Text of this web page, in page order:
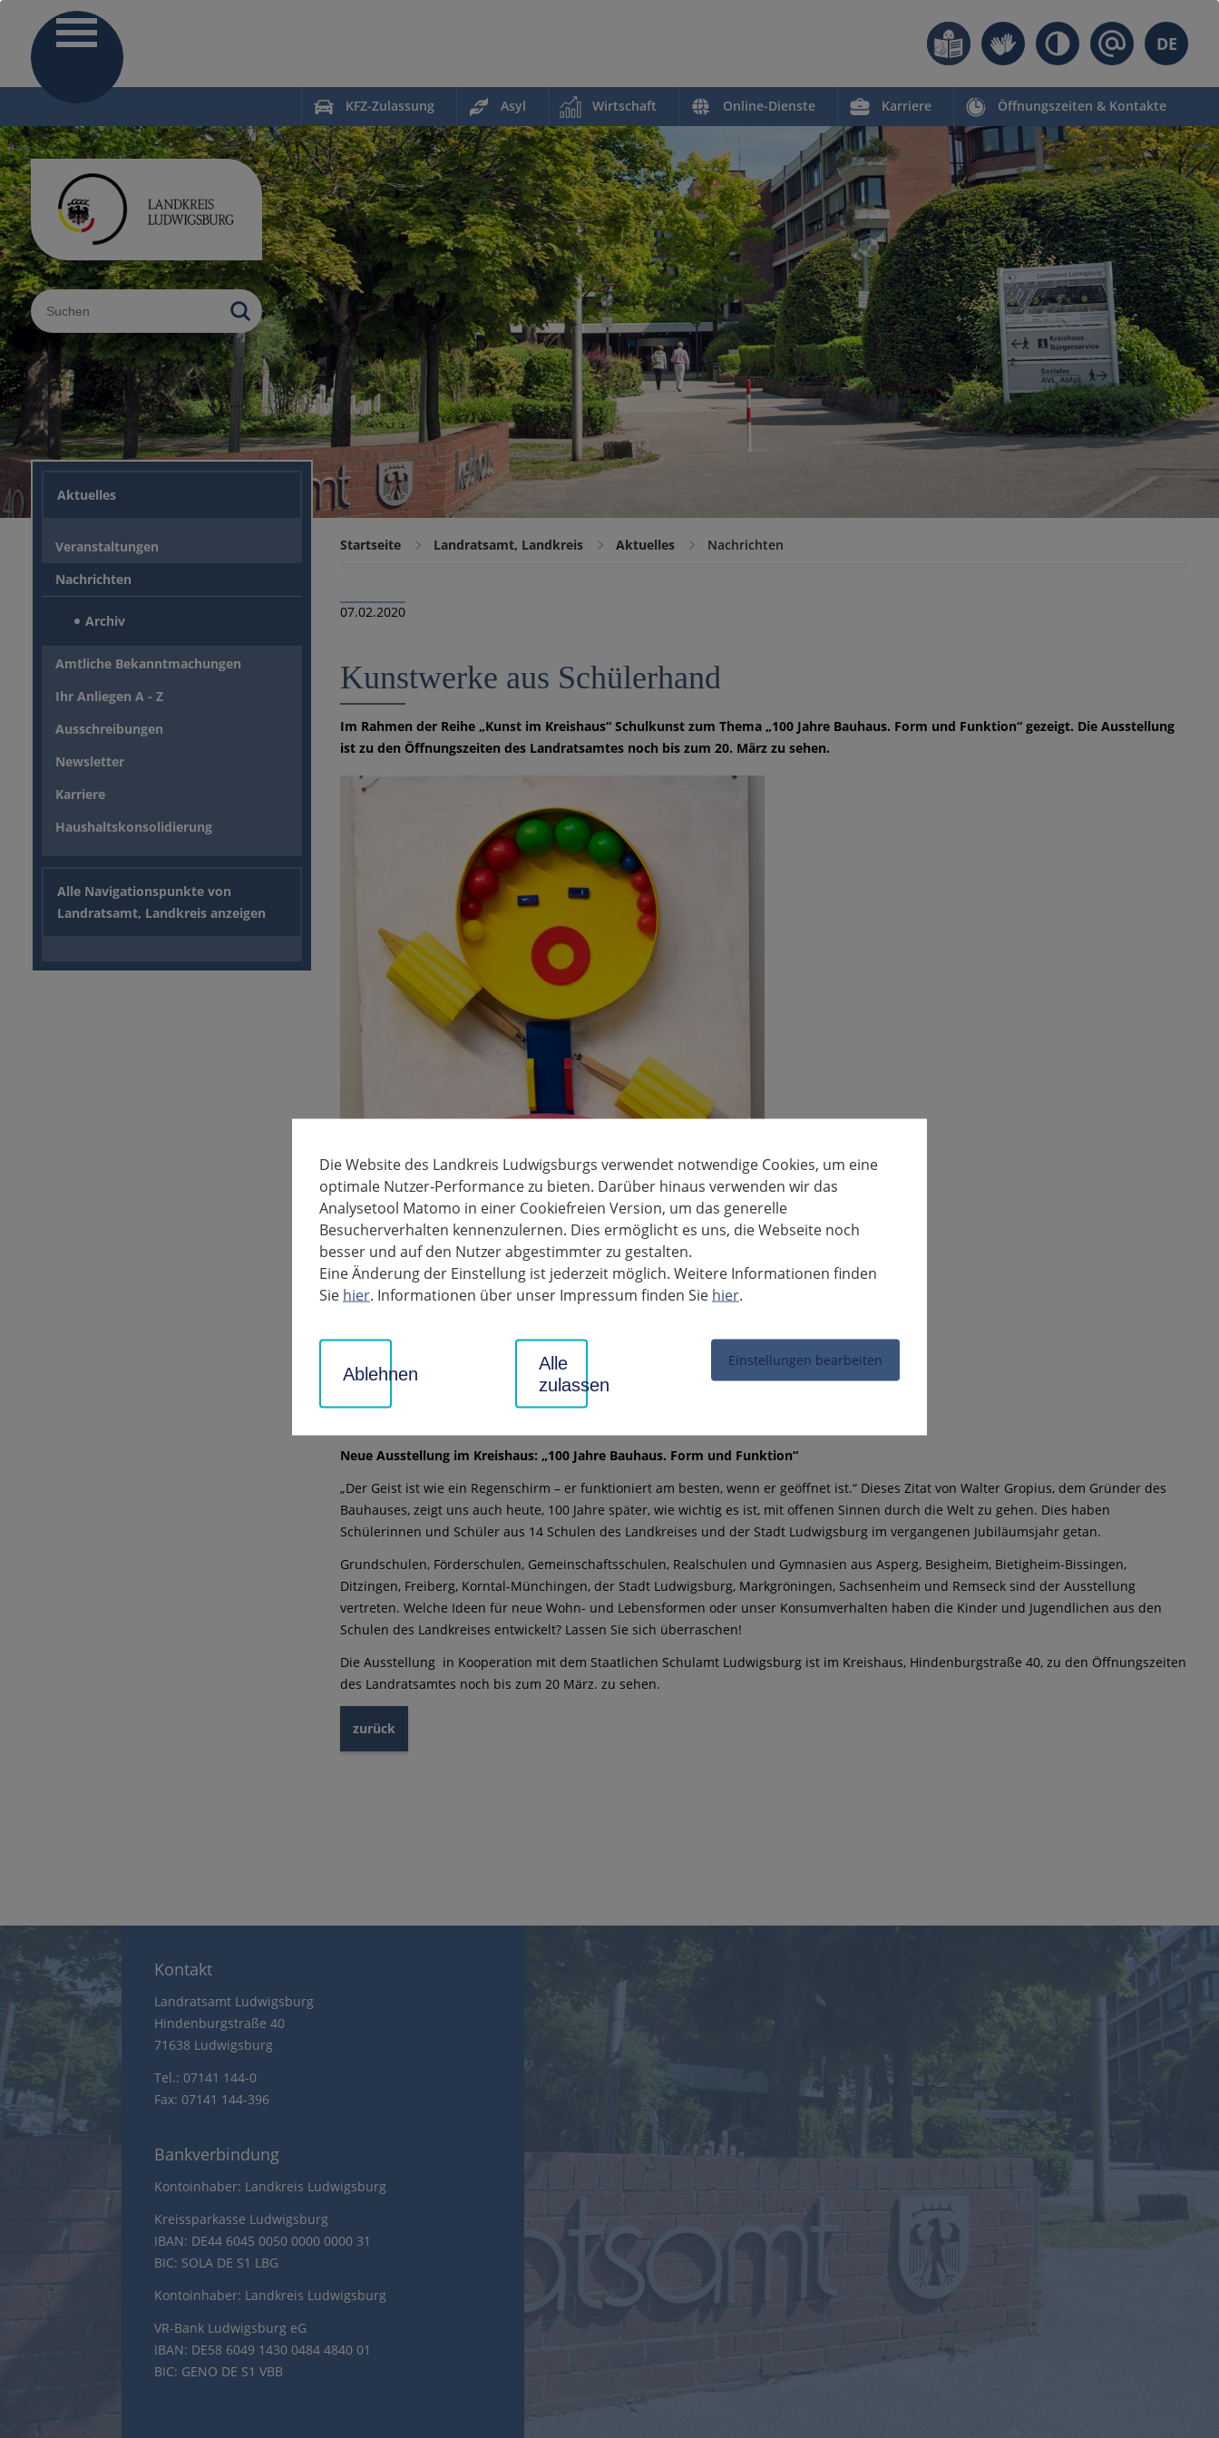
DE
KFZ-Zulassung Asyl Wirtschaft Online-Dienste Karriere Öffnungszeiten & Kontakte
Sucheingabe
Aktuelles
Veranstaltungen
Nachrichten
Archiv
Amtliche Bekanntmachungen
Ihr Anliegen A - Z
Ausschreibungen
Newsletter
Karriere
Haushaltskonsolidierung
Alle Navigationspunkte von
Landratsamt, Landkreis anzeigen
Startseite Landratsamt, Landkreis Aktuelles Nachrichten
07.02.2020
Kunstwerke aus Schülerhand
Im Rahmen der Reihe „Kunst im Kreishaus“ Schulkunst zum Thema „100 Jahre Bauhaus. Form und Funktion“ gezeigt. Die Ausstellung
ist zu den Öffnungszeiten des Landratsamtes noch bis zum 20. März zu sehen.
Neue Ausstellung im Kreishaus: „100 Jahre Bauhaus. Form und Funktion“
„Der Geist ist wie ein Regenschirm – er funktioniert am besten, wenn er geöffnet ist.“ Dieses Zitat von Walter Gropius, dem Gründer des
Bauhauses, zeigt uns auch heute, 100 Jahre später, wie wichtig es ist, mit offenen Sinnen durch die Welt zu gehen. Dies haben
Schülerinnen und Schüler aus 14 Schulen des Landkreises und der Stadt Ludwigsburg im vergangenen Jubiläumsjahr getan.
Grundschulen, Förderschulen, Gemeinschaftsschulen, Realschulen und Gymnasien aus Asperg, Besigheim, Bietigheim-Bissingen,
Ditzingen, Freiberg, Korntal-Münchingen, der Stadt Ludwigsburg, Markgröningen, Sachsenheim und Remseck sind der Ausstellung
vertreten. Welche Ideen für neue Wohn- und Lebensformen oder unser Konsumverhalten haben die Kinder und Jugendlichen aus den
Schulen des Landkreises entwickelt? Lassen Sie sich überraschen!
Die Ausstellung in Kooperation mit dem Staatlichen Schulamt Ludwigsburg ist im Kreishaus, Hindenburgstraße 40, zu den Öffnungszeiten
des Landratsamtes noch bis zum 20 März. zu sehen.
zurück
Kontakt
Landratsamt Ludwigsburg
Hindenburgstraße 40
71638 Ludwigsburg
Tel.: 07141 144-0
Fax: 07141 144-396
Bankverbindung
Kontoinhaber: Landkreis Ludwigsburg
Kreissparkasse Ludwigsburg
IBAN: DE44 6045 0050 0000 0000 31
BIC: SOLA DE S1 LBG
Kontoinhaber: Landkreis Ludwigsburg
VR-Bank Ludwigsburg eG
IBAN: DE58 6049 1430 0484 4840 01
BIC: GENO DE S1 VBB
Die Website des Landkreis Ludwigsburgs verwendet notwendige Cookies, um eine
optimale Nutzer-Performance zu bieten. Darüber hinaus verwenden wir das
Analysetool Matomo in einer Cookiefreien Version, um das generelle
Besucherverhalten kennenzulernen. Dies ermöglicht es uns, die Webseite noch
besser und auf den Nutzer abgestimmter zu gestalten.
Eine Änderung der Einstellung ist jederzeit möglich. Weitere Informationen finden
Sie hier. Informationen über unser Impressum finden Sie hier.
Einstellungen bearbeiten
Ablehnen
Alle
zulassen